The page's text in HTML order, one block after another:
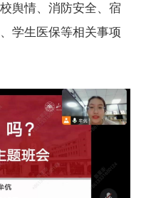
舆情、消防安全、宿
学生医保等相关事项